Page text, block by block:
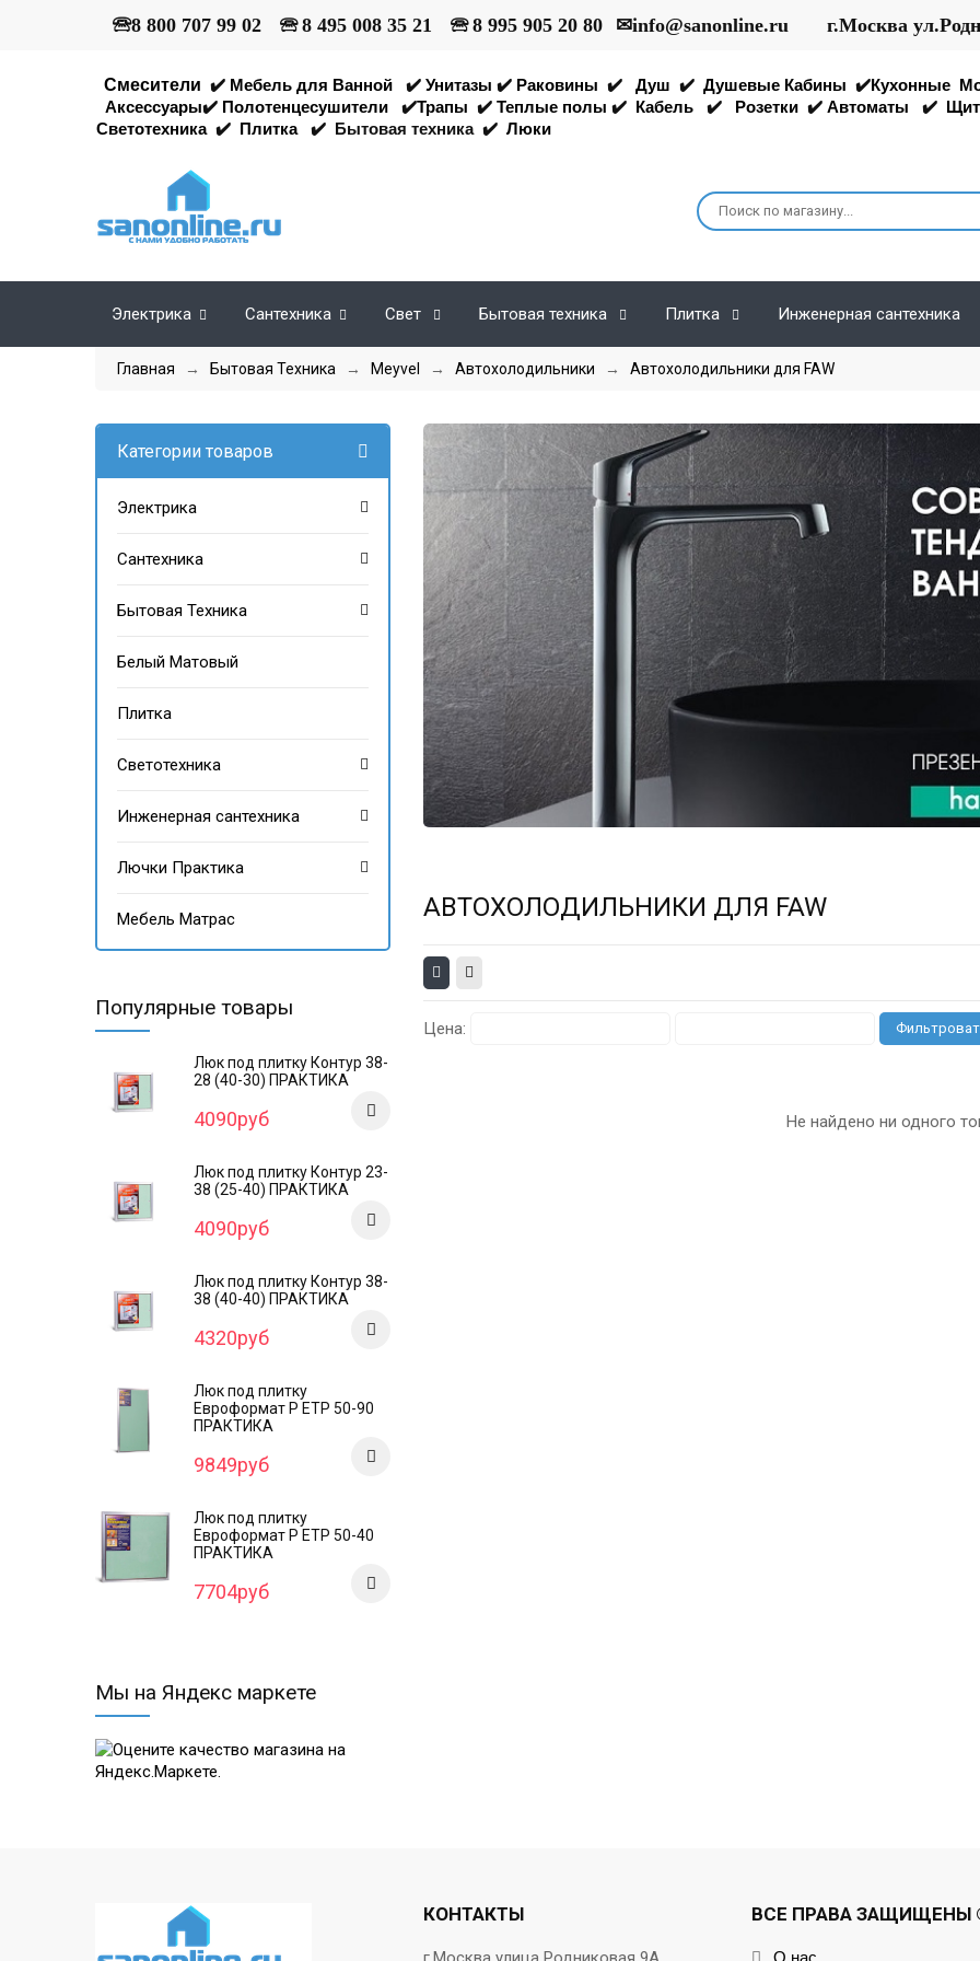
🕾8 800 707 99 02 🕾 8 495 008 35 21 🕾 8 995 905 20 80 ✉info@sanonline.ru г.Москва
Смесители ✔️ Мебель для Ванной ✔️ Унитазы ✔️ Раковины ✔️ Душ ✔️ Душевые Кабины ✔️Кухонные
Аксессуары✔️ Полотенцесушители ✔️Трапы ✔️ Теплые полы ✔️ Кабель ✔️ Розетки ✔️ Автоматы ✔️
Светотехника ✔️ Плитка ✔️ Бытовая техника ✔️ Люки
Электрика Сантехника Свет Бытовая техника Плитка Инженерная сантехника
Главная → Бытовая Техника → Meyvel → Автохолодильники → Автохолодильники для FAW
АВТОХОЛОДИЛЬНИКИ ДЛЯ FAW
Цена:
Не найдено ни одного
Категории товаров
Электрика
Сантехника
Бытовая Техника
Белый Матовый
Плитка
Светотехника
Инженерная сантехника
Лючки Практика
Мебель Матрас
Популярные товары
Люк под плитку Контур 38-
28 (40-30) ПРАКТИКА
4090руб
Люк под плитку Контур 23-
38 (25-40) ПРАКТИКА
4090руб
Люк под плитку Контур 38-
38 (40-40) ПРАКТИКА
4320руб
Люк под плитку
Евроформат Р ЕТР 50-90
ПРАКТИКА
9849руб
Люк под плитку
Евроформат Р ЕТР 50-40
ПРАКТИКА
7704руб
Мы на Яндекс маркете
КОНТАКТЫ ВСЕ ПРАВА ЗАЩИЩЕНЫ
О нас